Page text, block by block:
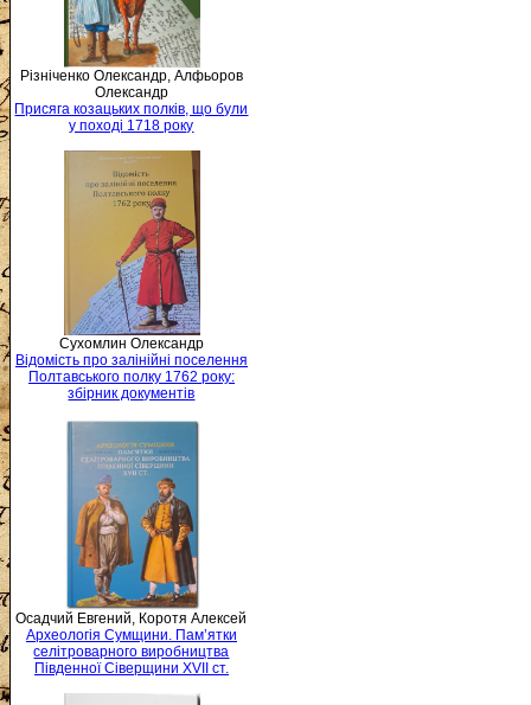
Різніченко Олександр, Алфьоров
Олександр
Присяга козацьких полків, що були
у поході 1718 року
Сухомлин Олександр
Відомість про залінійні поселення
Полтавського полку 1762 року:
збірник документів
Осадчий Евгений, Коротя Алексей
Археологія Сумщини. Пам’ятки
селітроварного виробництва
Південної Сіверщини XVII ст.